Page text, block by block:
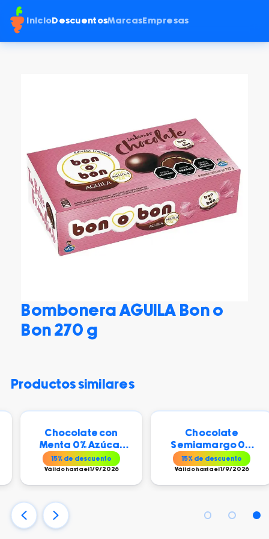
Inicio DescuentosMarcas Empresas
Bombonera AGUILA Bon o
Bon 270 g
productos similares
Chocolate con
Menta 0% Azúcar
HAAS 150 gr
15% de descuento
Válido hasta el 1/9/2026
Chocolate
Semiamargo 0%
Azúcar HAAS 150 gr
15% de descuento
Válido hasta el 1/9/2026